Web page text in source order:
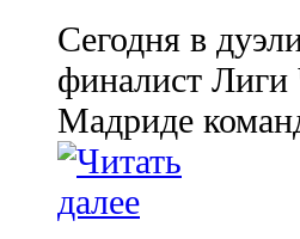
Сегодня в
финалист Лиги
Мадриде